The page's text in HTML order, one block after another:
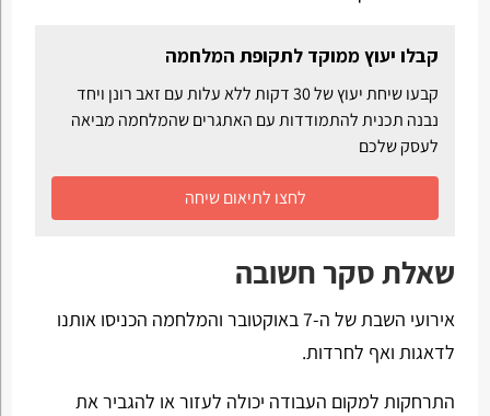
קבלו יעוץ ממוקד לתקופת המלחמה
קבעו שיחת יעוץ של 30 דקות ללא עלות עם זאב רונן ויחד
נבנה תכנית להתמודדות עם האתגרים שהמלחמה מביאה
לעסק שלכם
לחצו לתיאום שיחה
שאלת סקר חשובה
אירועי השבת של ה-7 באוקטובר והמלחמה הכניסו אותנו
לדאגות ואף לחרדות.
התרחקות למקום העבודה יכולה לעזור או להגביר את